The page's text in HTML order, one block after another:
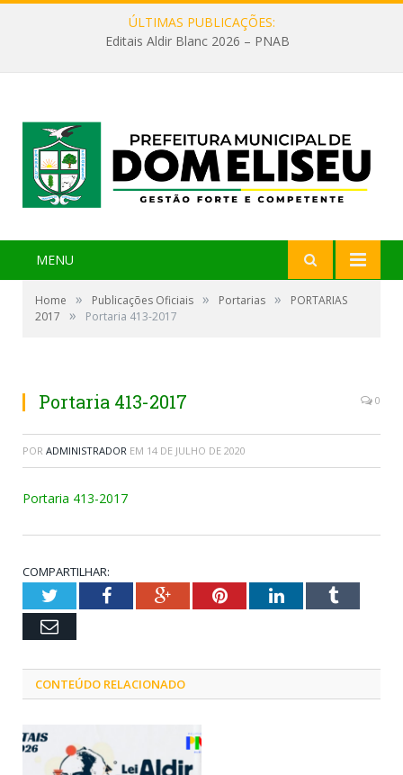
ÚLTIMAS PUBLICAÇÕES:
Editais Aldir Blanc 2026 – PNAB
MENU
Home » Publicações Oficiais » Portarias »
PORTARIAS
2017
» Portaria 413-2017
Portaria 413-2017 0
POR ADMINISTRADOR EM 14 DE JULHO DE 2020
Portaria 413-2017
COMPARTILHAR:
TwitterFacebookGoogle+PinterestLinkedInTumblr
Email
CONTEÚDO RELACIONADO